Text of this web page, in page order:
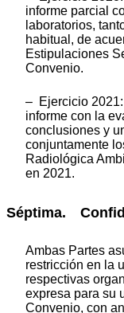
informe parcial
laboratorios,
habitual, de
Estipulaciones
Convenio.
– Ejercicio 2021:
informe con la
conclusiones y
conjuntamente
Radiológica
en 2021.
Séptima.
Ambas Partes
restricción en la
respectivas
expresa para su
Convenio, con